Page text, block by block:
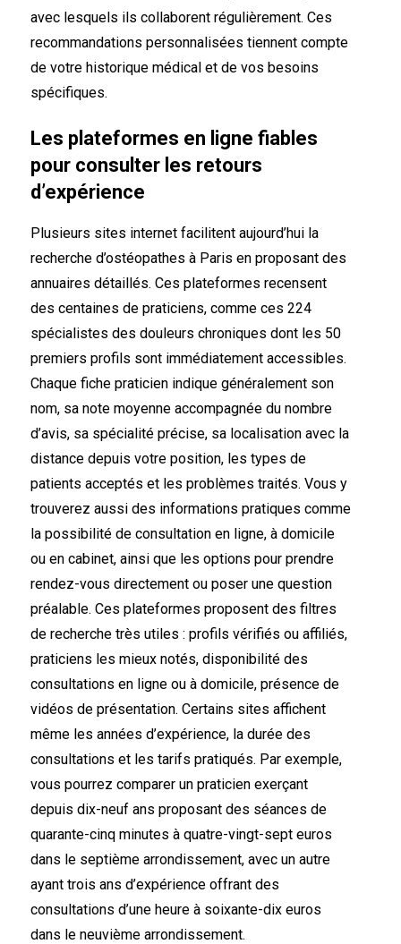
avec lesquels ils collaborent régulièrement. Ces
recommandations personnalisées tiennent compte
de votre historique médical et de vos besoins
spécifiques.
Les plateformes en ligne fiables
pour consulter les retours
d’expérience
Plusieurs sites internet facilitent aujourd’hui la
recherche d’ostéopathes à Paris en proposant des
annuaires détaillés. Ces plateformes recensent
des centaines de praticiens, comme ces 224
spécialistes des douleurs chroniques dont les 50
premiers profils sont immédiatement accessibles.
Chaque fiche praticien indique généralement son
nom, sa note moyenne accompagnée du nombre
d’avis, sa spécialité précise, sa localisation avec la
distance depuis votre position, les types de
patients acceptés et les problèmes traités. Vous y
trouverez aussi des informations pratiques comme
la possibilité de consultation en ligne, à domicile
ou en cabinet, ainsi que les options pour prendre
rendez-vous directement ou poser une question
préalable. Ces plateformes proposent des filtres
de recherche très utiles : profils vérifiés ou affiliés,
praticiens les mieux notés, disponibilité des
consultations en ligne ou à domicile, présence de
vidéos de présentation. Certains sites affichent
même les années d’expérience, la durée des
consultations et les tarifs pratiqués. Par exemple,
vous pourrez comparer un praticien exerçant
depuis dix-neuf ans proposant des séances de
quarante-cinq minutes à quatre-vingt-sept euros
dans le septième arrondissement, avec un autre
ayant trois ans d’expérience offrant des
consultations d’une heure à soixante-dix euros
dans le neuvième arrondissement.